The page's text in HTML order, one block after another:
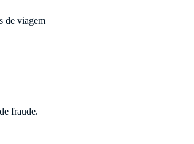
de viagem
fraude.